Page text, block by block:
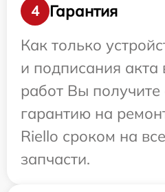
4
Гарантия
Как только
и подписания
работ Вы
гарантию на
Riello сроком на
запчасти.